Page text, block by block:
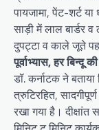
पायजामा, पेंट-शर्ट
साड़ी में लाल बार्डर
दुपट्टा व काले जूते
पूर्वाभ्यास, हर बिन्दू
डॉ. कर्नाटक ने बताया
त्रुटिरहित,
रखा गया है। दीक्षांत